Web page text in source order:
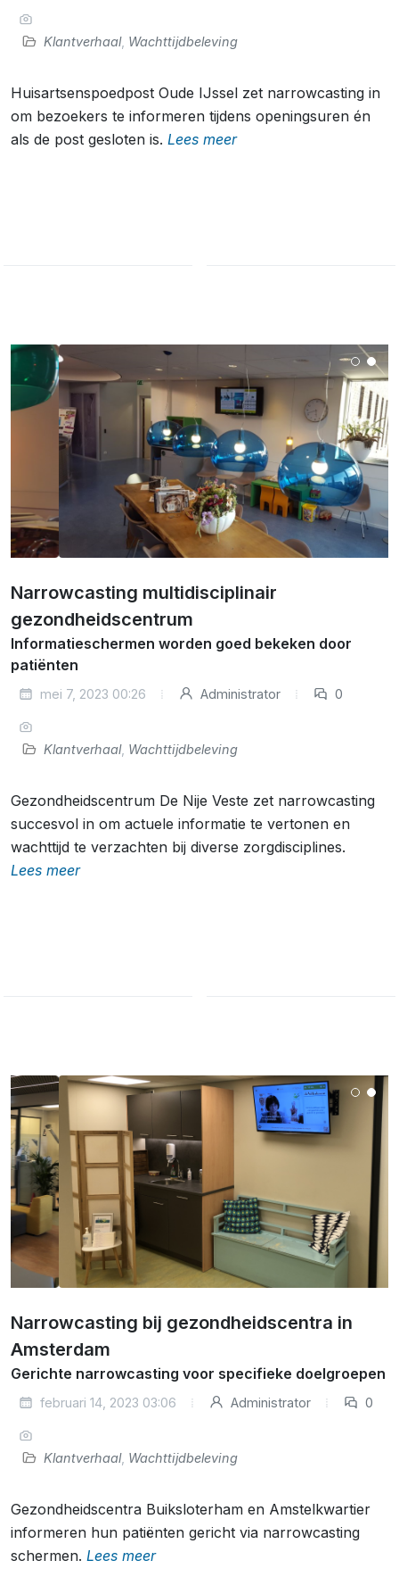
Klantverhaal, Wachttijdbeleving
Huisartsenspoedpost Oude IJssel zet narrowcasting in
om bezoekers te informeren tijdens openingsuren én
als de post gesloten is. Lees meer
Narrowcasting multidisciplinair
gezondheidscentrum
Informatieschermen worden goed bekeken door
patiënten
mei 7, 2023 00:26 Administrator 0
Klantverhaal, Wachttijdbeleving
Gezondheidscentrum De Nije Veste zet narrowcasting
succesvol in om actuele informatie te vertonen en
wachttijd te verzachten bij diverse zorgdisciplines.
Lees meer
Narrowcasting bij gezondheidscentra in
Amsterdam
Gerichte narrowcasting voor specifieke doelgroepen
februari 14, 2023 03:06 Administrator 0
Klantverhaal, Wachttijdbeleving
Gezondheidscentra Buiksloterham en Amstelkwartier
informeren hun patiënten gericht via narrowcasting
schermen. Lees meer